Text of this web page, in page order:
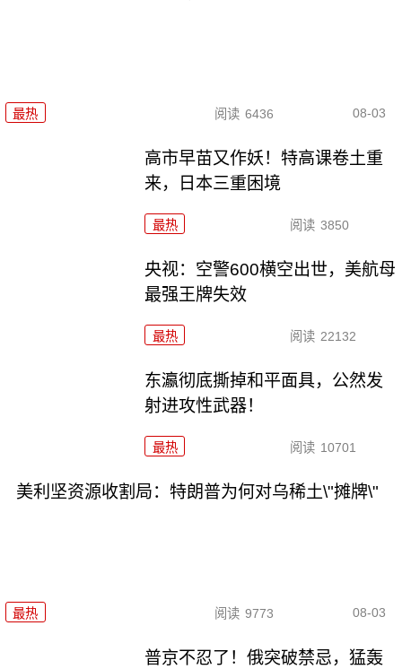
最热 阅读 6436 08-03
高市早苗又作妖！特高课卷土重
来，日本三重困境
最热 阅读 3850
央视：空警600横空出世，美航母
最强王牌失效
最热 阅读 22132
东瀛彻底撕掉和平面具，公然发
射进攻性武器！
最热 阅读 10701
美利坚资源收割局：特朗普为何对乌稀土\"摊牌\"
最热 阅读 9773 08-03
普京不忍了！俄突破禁忌，猛轰